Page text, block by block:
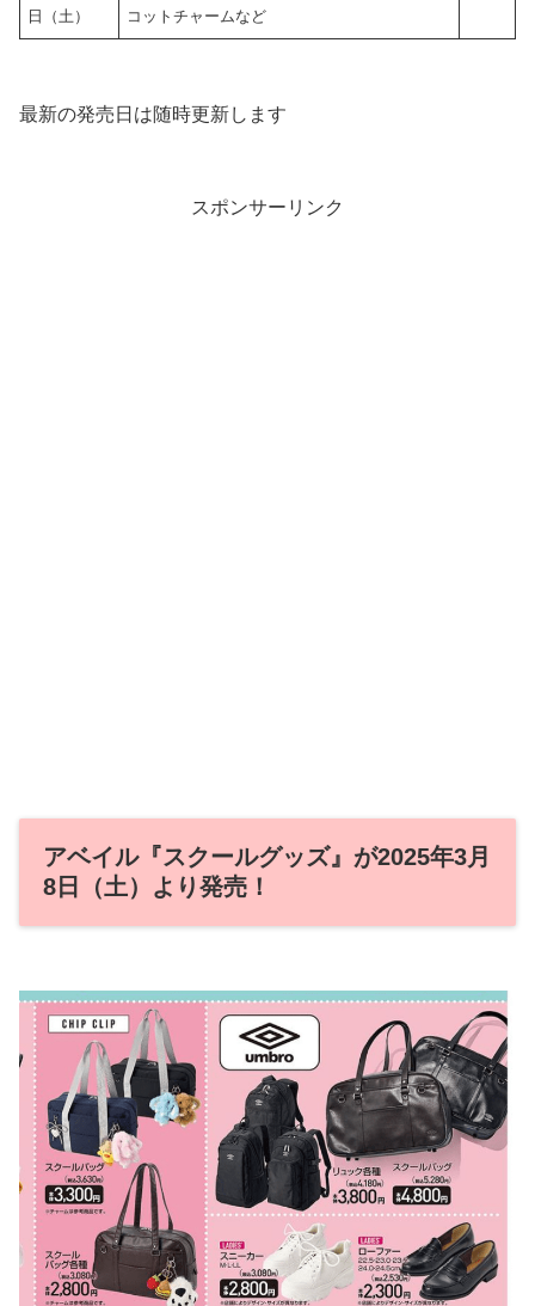
日（土）
コットチャームなど
最新の発売日は随時更新します
スポンサーリンク
アベイル『スクールグッズ』が2025年3月
8日（土）より発売！